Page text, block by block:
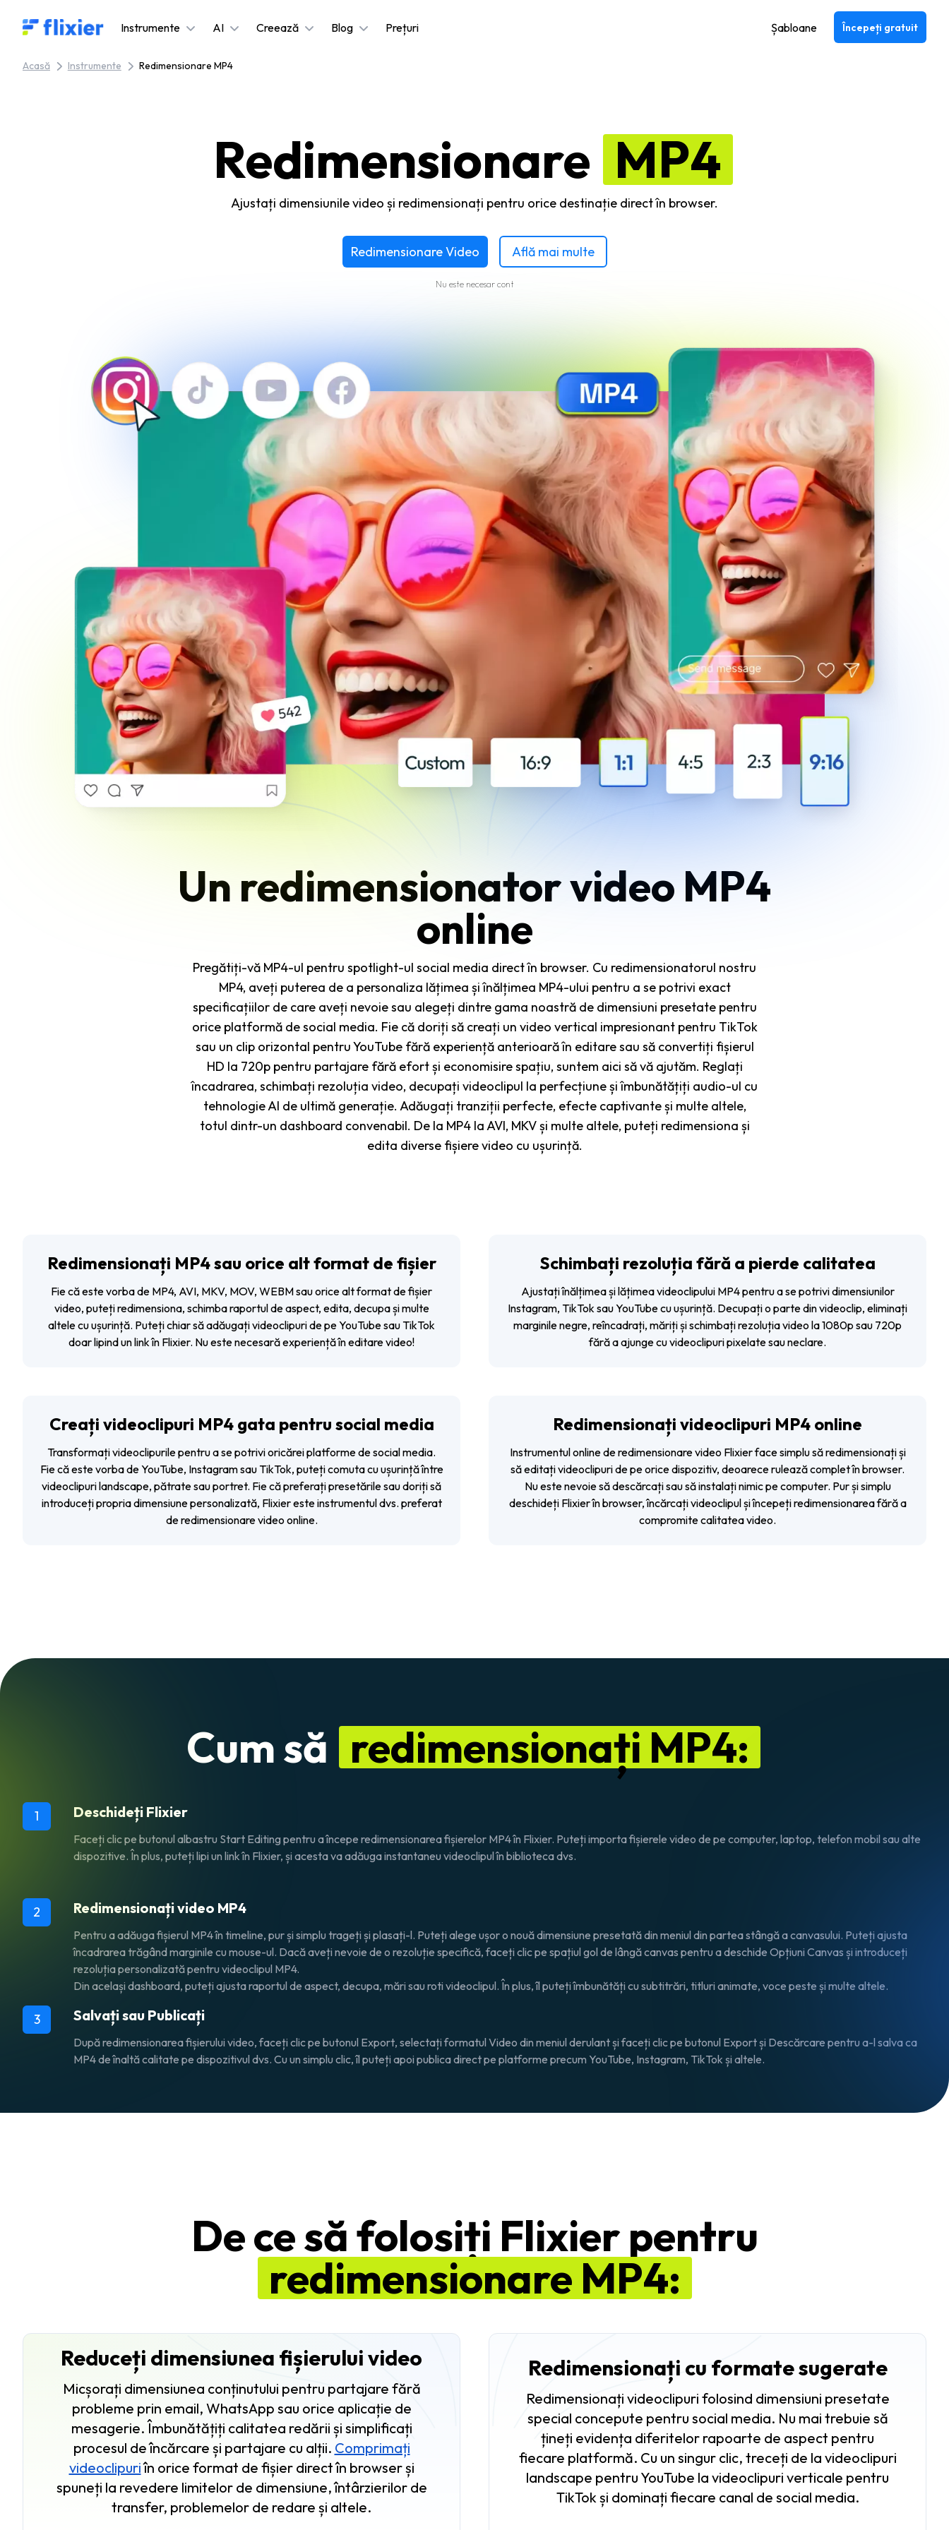
Flixier logo - Home Instrumente AI Creează Blog Prețuri Șabloane Începeți gratuit
Acasă Instrumente Redimensionare MP4
Redimensionare MP4
Ajustați dimensiunile video și redimensionați pentru orice destinație direct în browser.
Redimensionare Video Află mai multe
Nu este necesar cont
Un redimensionator video MP4
online
Pregătiți-vă MP4-ul pentru spotlight-ul social media direct în browser. Cu redimensionatorul nostru
MP4, aveți puterea de a personaliza lățimea și înălțimea MP4-ului pentru a se potrivi exact
specificațiilor de care aveți nevoie sau alegeți dintre gama noastră de dimensiuni presetate pentru
orice platformă de social media. Fie că doriți să creați un video vertical impresionant pentru TikTok
sau un clip orizontal pentru YouTube fără experiență anterioară în editare sau să convertiți fișierul
HD la 720p pentru partajare fără efort și economisire spațiu, suntem aici să vă ajutăm. Reglați
încadrarea, schimbați rezoluția video, decupați videoclipul la perfecțiune și îmbunătățiți audio-ul cu
tehnologie AI de ultimă generație. Adăugați tranziții perfecte, efecte captivante și multe altele,
totul dintr-un dashboard convenabil. De la MP4 la AVI, MKV și multe altele, puteți redimensiona și
edita diverse fișiere video cu ușurință.
Redimensionați MP4 sau orice alt format de fișier
Fie că este vorba de MP4, AVI, MKV, MOV, WEBM sau orice alt format de fișier
video, puteți redimensiona, schimba raportul de aspect, edita, decupa și multe
altele cu ușurință. Puteți chiar să adăugați videoclipuri de pe YouTube sau TikTok
doar lipind un link în Flixier. Nu este necesară experiență în editare video!
Schimbați rezoluția fără a pierde calitatea
Ajustați înălțimea și lățimea videoclipului MP4 pentru a se potrivi dimensiunilor
Instagram, TikTok sau YouTube cu ușurință. Decupați o parte din videoclip, eliminați
marginile negre, reîncadrați, măriți și schimbați rezoluția video la 1080p sau 720p
fără a ajunge cu videoclipuri pixelate sau neclare.
Creați videoclipuri MP4 gata pentru social media
Transformați videoclipurile pentru a se potrivi oricărei platforme de social media.
Fie că este vorba de YouTube, Instagram sau TikTok, puteți comuta cu ușurință între
videoclipuri landscape, pătrate sau portret. Fie că preferați presetările sau doriți să
introduceți propria dimensiune personalizată, Flixier este instrumentul dvs. preferat
de redimensionare video online.
Redimensionați videoclipuri MP4 online
Instrumentul online de redimensionare video Flixier face simplu să redimensionați și
să editați videoclipuri de pe orice dispozitiv, deoarece rulează complet în browser.
Nu este nevoie să descărcați sau să instalați nimic pe computer. Pur și simplu
deschideți Flixier în browser, încărcați videoclipul și începeți redimensionarea fără a
compromite calitatea video.
Cum să redimensionați MP4:
1 Deschideți Flixier
Faceți clic pe butonul albastru Start Editing pentru a începe redimensionarea fișierelor MP4 în Flixier. Puteți importa fișierele video de pe computer, laptop, telefon mobil sau alte
dispozitive. În plus, puteți lipi un link în Flixier, și acesta va adăuga instantaneu videoclipul în biblioteca dvs.
2 Redimensionați video MP4
Pentru a adăuga fișierul MP4 în timeline, pur și simplu trageți și plasați-l. Puteți alege ușor o nouă dimensiune presetată din meniul din partea stângă a canvasului. Puteți ajusta
încadrarea trăgând marginile cu mouse-ul. Dacă aveți nevoie de o rezoluție specifică, faceți clic pe spațiul gol de lângă canvas pentru a deschide Opțiuni Canvas și introduceți
rezoluția personalizată pentru videoclipul MP4.
Din același dashboard, puteți ajusta raportul de aspect, decupa, mări sau roti videoclipul. În plus, îl puteți îmbunătăți cu subtitrări, titluri animate, voce peste și multe altele.
3 Salvați sau Publicați
După redimensionarea fișierului video, faceți clic pe butonul Export, selectați formatul Video din meniul derulant și faceți clic pe butonul Export și Descărcare pentru a-l salva ca
MP4 de înaltă calitate pe dispozitivul dvs. Cu un simplu clic, îl puteți apoi publica direct pe platforme precum YouTube, Instagram, TikTok și altele.
De ce să folosiți Flixier pentru
redimensionare MP4:
Reduceți dimensiunea fișierului video
Micșorați dimensiunea conținutului pentru partajare fără
probleme prin email, WhatsApp sau orice aplicație de
mesagerie. Îmbunătățiți calitatea redării și simplificați
procesul de încărcare și partajare cu alții. Comprimați
videoclipuriîn orice format de fișier direct în browser și
spuneți la revedere limitelor de dimensiune, întârzierilor de
transfer, problemelor de redare și altele.
Redimensionați cu formate sugerate
Redimensionați videoclipuri folosind dimensiuni presetate
special concepute pentru social media. Nu mai trebuie să
țineți evidența diferitelor rapoarte de aspect pentru
fiecare platformă. Cu un singur clic, treceți de la videoclipuri
landscape pentru YouTube la videoclipuri verticale pentru
TikTok și dominați fiecare canal de social media.